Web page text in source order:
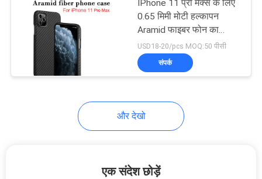
IPhone 11 प्रो मैक्स के लिए
0.65 मिमी मोटी हल्कापन
Aramid फाइबर फोन का
मामला
USD18-20/pcs MOQ:50 पीसी
संपर्क
और देखो
एक संदेश छोड़ें